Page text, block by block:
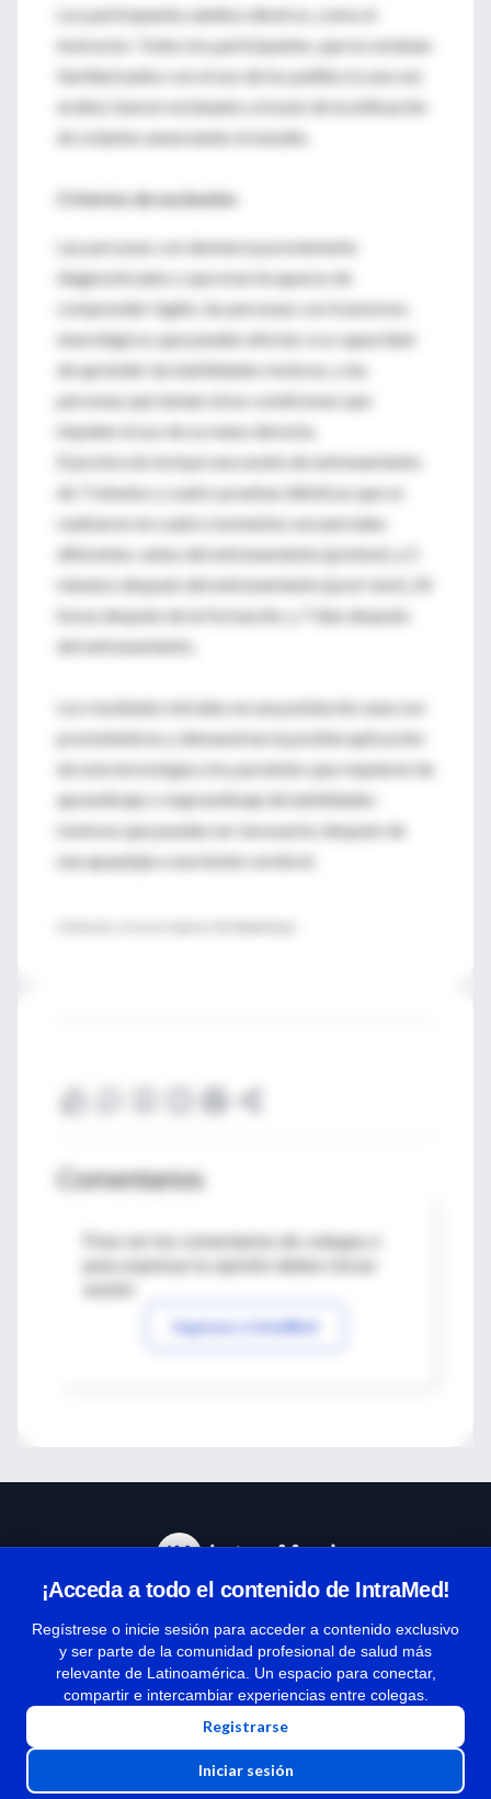
Los participantes adultos diestros, como el
instructor. Todos los participantes, que no estaban
familiarizados con el uso de los palillos (≤ una vez
al año), fueron reclutados a través de la utilización
de volantes anunciando el estudio.
Criterios de exclusión:
Las personas con demencia previamente
diagnosticados o que eran incapaces de
comprender Inglés, las personas con trastornos
neurológicos que pueden afectar a su capacidad
de aprender las habilidades motoras, y las
personas que tenían otras condiciones que
impiden el uso de su mano derecha.
El protocolo incluyó una sesión de entrenamiento
de 7 minutos y cuatro pruebas idénticas que se
realizaron en cuatro momentos secuenciales
diferentes: antes del entrenamiento (pretest), a 5
minutos después del entrenamiento (post-test), 24
horas después de la formación, y 7 días después
del entrenamiento.
Los resultados iniciales en una población sana son
prometedores y demuestran la posible aplicación
de esta tecnología a los pacientes que requieren de
aprendizaje o reaprendizaje de habilidades
motoras que puedan ser necesarios después de
una apoplejía o una lesión cerebral.
Comentarios
Para ver los comentarios de colegas o
Ingresar a IntraMed
¡Acceda a todo el contenido de IntraMed!
Regístrese o inicie sesión para acceder a contenido exclusivo
y ser parte de la comunidad profesional de salud más
relevante de Latinoamérica. Un espacio para conectar,
compartir e intercambiar experiencias entre colegas.
Registrarse
Iniciar sesión
Términos y condiciones
| Políticas de privacidad
| Todos los derechos reservados | Copyright 1997-2026